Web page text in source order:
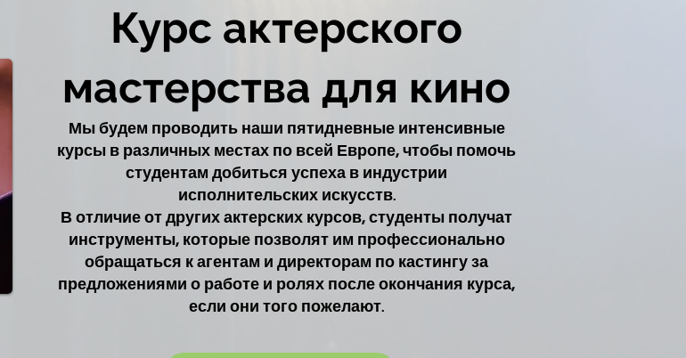
Курс актерского
мастерства для кино
Мы будем проводить наши пятидневные интенсивные
курсы в различных местах по всей Европе, чтобы помочь
студентам добиться успеха в индустрии
исполнительских искусств.
В отличие от других актерских курсов, студенты получат
инструменты, которые позволят им профессионально
обращаться к агентам и директорам по кастингу за
предложениями о работе и ролях после окончания курса,
если они того пожелают.